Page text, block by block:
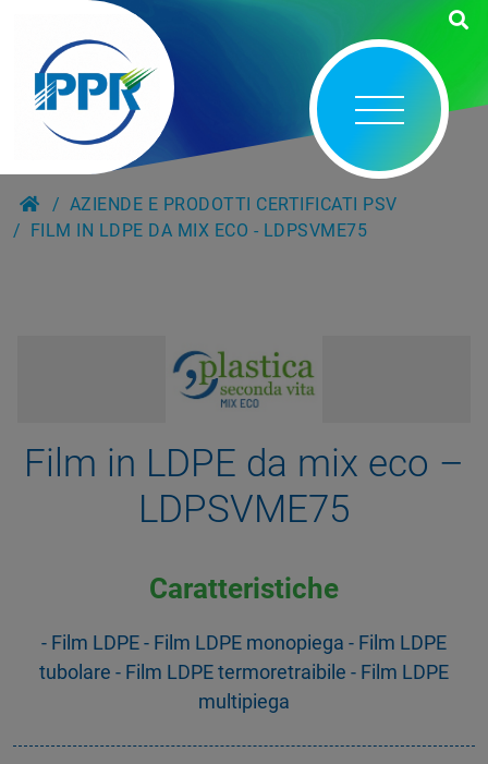
AZIENDE E PRODOTTI CERTIFICATI PSV
FILM IN LDPE DA MIX ECO - LDPSVME75
Film in LDPE da mix eco –
LDPSVME75
Caratteristiche
- Film LDPE - Film LDPE monopiega - Film LDPE
tubolare - Film LDPE termoretraibile - Film LDPE
multipiega